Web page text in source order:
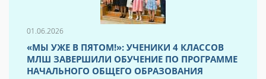
01.06.2026
«МЫ УЖЕ В ПЯТОМ!»: УЧЕНИКИ 4 КЛАССОВ
МЛШ ЗАВЕРШИЛИ ОБУЧЕНИЕ ПО ПРОГРАММЕ
НАЧАЛЬНОГО ОБЩЕГО ОБРАЗОВАНИЯ